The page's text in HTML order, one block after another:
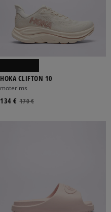
HOKA CLIFTON 10
moterims
170 €
134 €